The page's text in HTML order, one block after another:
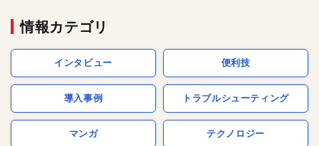
情報カテゴリ
インタビュー 便利技
導入事例 トラブルシューティング
マンガ テクノロジー